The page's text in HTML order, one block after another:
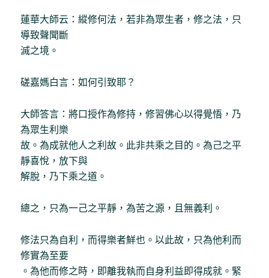
蓮華大師云：縱修何法，若非為眾生者，修之法，只
導致聲聞斷
滅之境。
磋嘉媽白言：如何引致耶？
大師答言：將口授作為修持，修習佛心以得覺悟，乃
為眾生利樂
故。為成就他人之利故。此非共乘之目的。為己之平
靜喜悅，放下與
解脫，乃下乘之道。
總之，只為一己之平靜，為苦之源，且無義利。
修法只為自利，而得樂者鮮也。以此故，只為他利而
修實為至要
。為他而修之時，即離我執而自身利益即得成就。緊